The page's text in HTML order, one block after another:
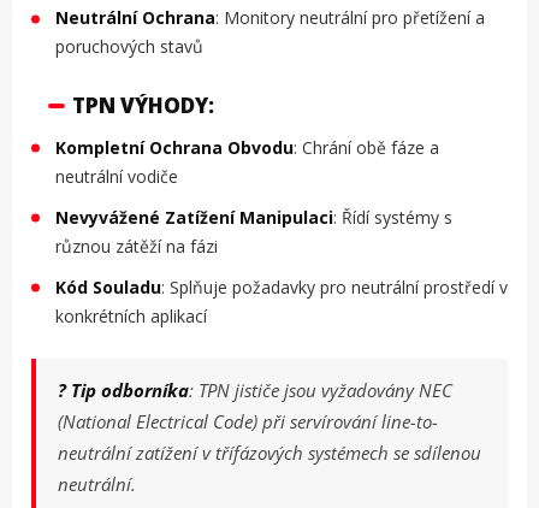
Neutrální Ochrana: Monitory neutrální pro přetížení a
poruchových stavů
TPN VÝHODY:
Kompletní Ochrana Obvodu: Chrání obě fáze a
neutrální vodiče
Nevyvážené Zatížení Manipulaci: Řídí systémy s
různou zátěží na fázi
Kód Souladu: Splňuje požadavky pro neutrální prostředí v
konkrétních aplikací
? Tip odborníka: TPN jističe jsou vyžadovány NEC
(National Electrical Code) při servírování line-to-
neutrální zatížení v třífázových systémech se sdílenou
neutrální.